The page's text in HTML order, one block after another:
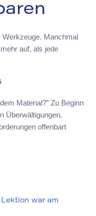
Werkzeuge. Manchmal
auf, als jede
Material?” Zu Beginn
Überwältigungen,
offenbart
war am